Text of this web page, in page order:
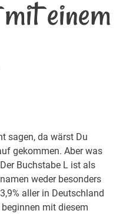
einem
sagen, da wärst Du
gekommen. Aber was
Buchstabe L ist als
weder besonders
aller in Deutschland
mit diesem